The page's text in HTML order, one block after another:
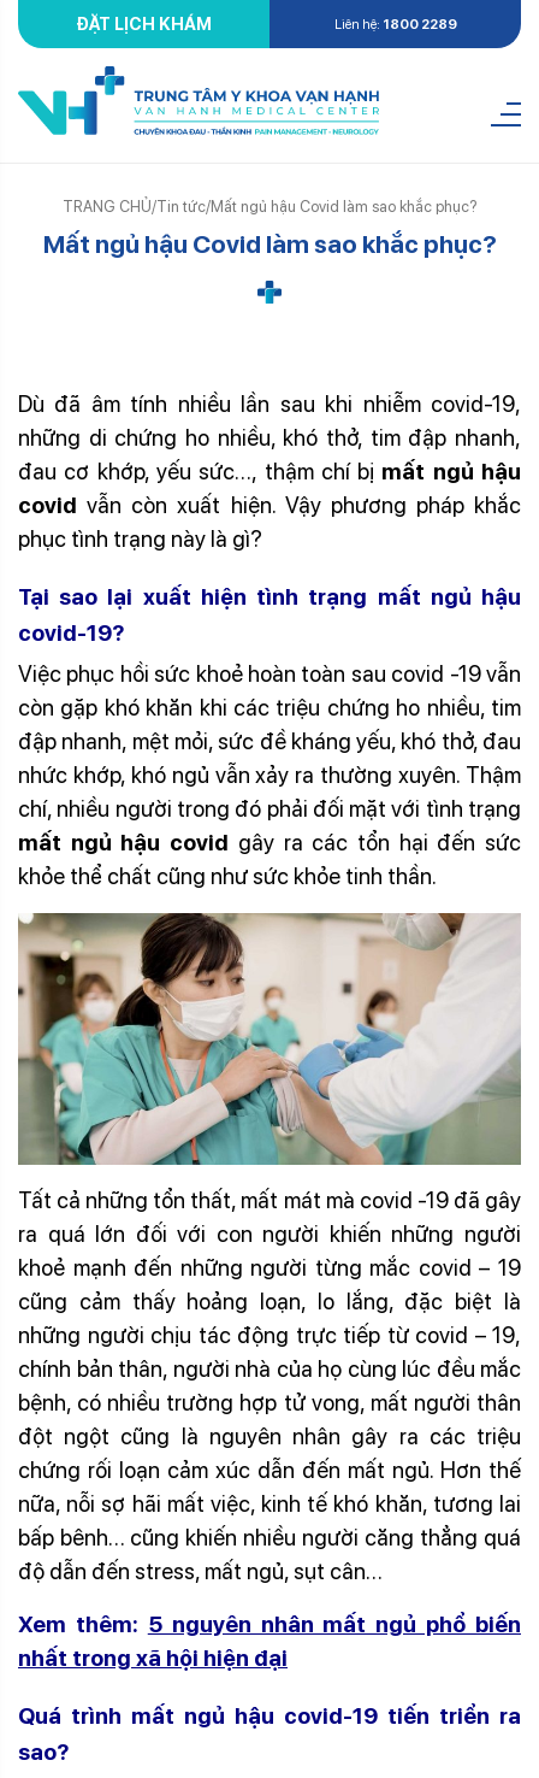
ĐẶT LỊCH KHÁM Liên hệ: 1800 2289
TRANG CHỦ/Tin tức/Mất ngủ hậu Covid làm sao khắc phục?
Mất ngủ hậu Covid làm sao khắc phục?
Dù đã âm tính nhiều lần sau khi nhiễm covid-19,
những di chứng ho nhiều, khó thở, tim đập nhanh,
đau cơ khớp, yếu sức…, thậm chí bị mất ngủ hậu
covid vẫn còn xuất hiện. Vậy phương pháp khắc
phục tình trạng này là gì?
Tại sao lại xuất hiện tình trạng mất ngủ hậu
covid-19?
Việc phục hồi sức khoẻ hoàn toàn sau covid -19 vẫn
còn gặp khó khăn khi các triệu chứng ho nhiều, tim
đập nhanh, mệt mỏi, sức đề kháng yếu, khó thở, đau
nhức khớp, khó ngủ vẫn xảy ra thường xuyên. Thậm
chí, nhiều người trong đó phải đối mặt với tình trạng
mất ngủ hậu covid gây ra các tổn hại đến sức
khỏe thể chất cũng như sức khỏe tinh thần.
Tất cả những tổn thất, mất mát mà covid -19 đã gây
ra quá lớn đối với con người khiến những người
khoẻ mạnh đến những người từng mắc covid – 19
cũng cảm thấy hoảng loạn, lo lắng, đặc biệt là
những người chịu tác động trực tiếp từ covid – 19,
chính bản thân, người nhà của họ cùng lúc đều mắc
bệnh, có nhiều trường hợp tử vong, mất người thân
đột ngột cũng là nguyên nhân gây ra các triệu
chứng rối loạn cảm xúc dẫn đến mất ngủ. Hơn thế
nữa, nỗi sợ hãi mất việc, kinh tế khó khăn, tương lai
bấp bênh… cũng khiến nhiều người căng thẳng quá
độ dẫn đến stress, mất ngủ, sụt cân…
Xem thêm: 5 nguyên nhân mất ngủ phổ biến
nhất trong xã hội hiện đại
Quá trình mất ngủ hậu covid-19 tiến triển ra
sao?